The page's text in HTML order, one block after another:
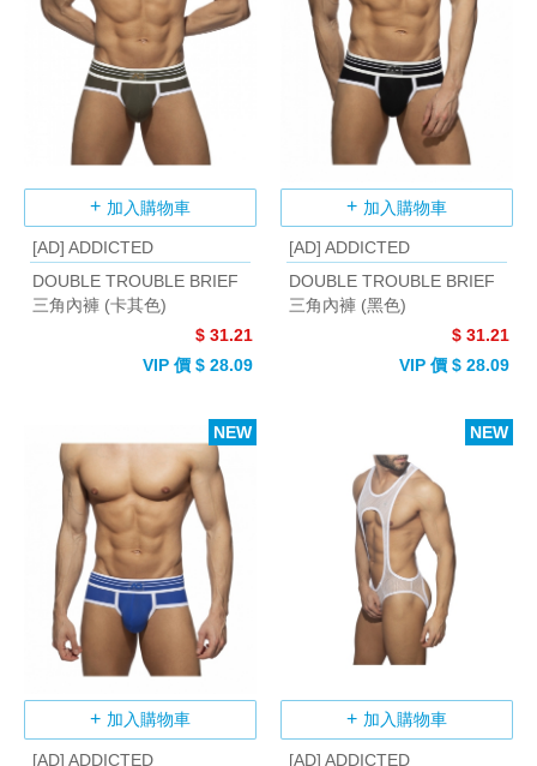
加入購物車
[AD] ADDICTED
DOUBLE TROUBLE BRIEF
三角內褲 (卡其色)
$ 31.21
VIP 價 $ 28.09
加入購物車
[AD] ADDICTED
DOUBLE TROUBLE BRIEF
三角內褲 (黑色)
$ 31.21
VIP 價 $ 28.09
加入購物車
[AD] ADDICTED
NEW
加入購物車
[AD] ADDICTED
NEW